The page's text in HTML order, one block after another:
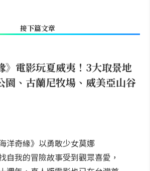
接下篇文章
》電影玩夏威夷！3大取景地
園、古蘭尼牧場、威美亞山谷
洋奇緣》以勇敢少女莫娜
自我的冒險故事受到觀眾喜愛，